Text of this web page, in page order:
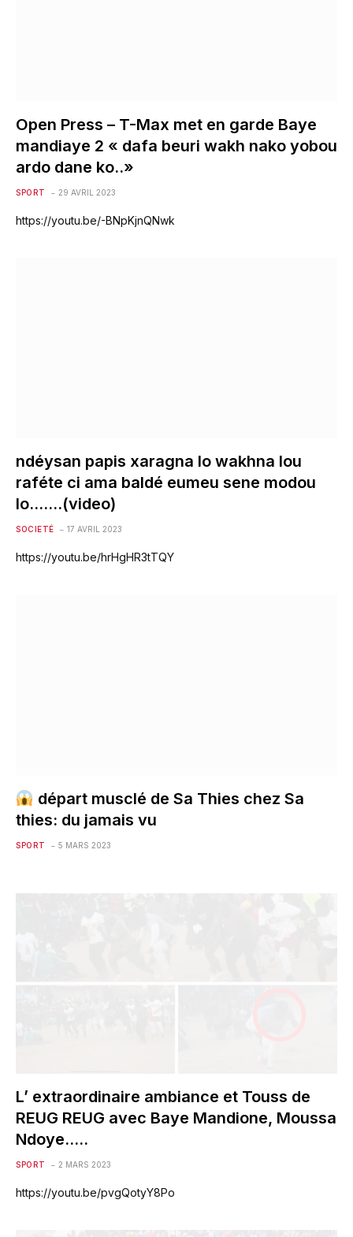
Open Press – T-Max met en garde Baye
mandiaye 2 « dafa beuri wakh nako yobou
ardo dane ko..»
SPORT 29 AVRIL 2023
https://youtu.be/-BNpKjnQNwk
ndéysan papis xaragna lo wakhna lou
raféte ci ama baldé eumeu sene modou
lo…….(video)
SOCIETÉ 17 AVRIL 2023
https://youtu.be/hrHgHR3tTQY
départ musclé de Sa Thies chez Sa
thies: du jamais vu
SPORT 5 MARS 2023
L’ extraordinaire ambiance et Touss de
REUG REUG avec Baye Mandione, Moussa
Ndoye…..
SPORT 2 MARS 2023
https://youtu.be/pvgQotyY8Po